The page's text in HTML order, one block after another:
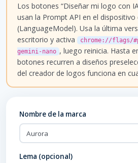
Los botones “Diseñar mi logo con
usan la Prompt API en el dispositivo
(LanguageModel). Usa la última
escritorio y activa
chrome://flags/
gemini-nano , luego reinicia. Hasta
botones recurren a diseños
del creador de logos funciona en
Nombre de la marca
Lema (opcional)